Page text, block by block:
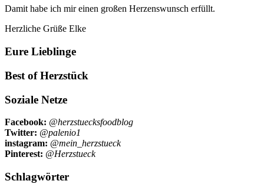
Damit habe ich mir einen großen Herzenswunsch erfüllt.
Herzliche Grüße Elke
Eure Lieblinge
Best of Herzstück
Soziale Netze
Facebook: @herzstuecksfoodblog
Twitter: @palenio1
instagram: @mein_herzstueck
Pinterest: @Herzstueck
Schlagwörter